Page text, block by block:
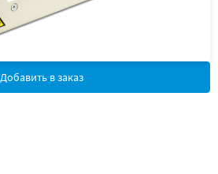
Добавить в заказ